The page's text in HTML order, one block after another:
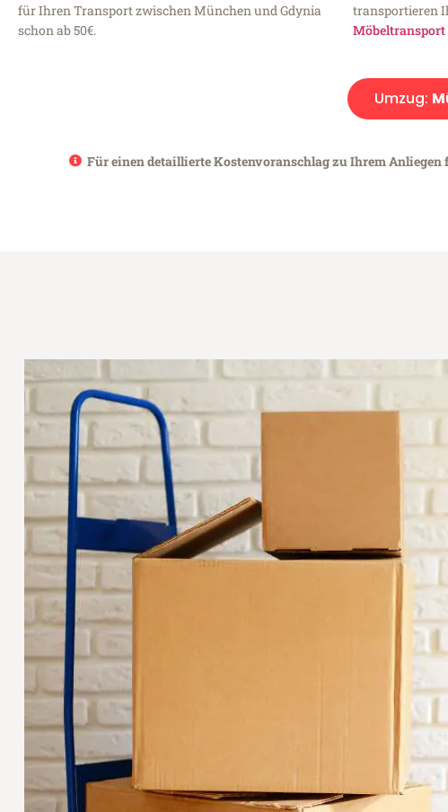
für Ihren Transport zwischen München und Gdynia
schon ab 50€.
transportieren
Möbeltransport
Umzug:
Für einen detaillierte Kostenvoranschlag zu Ihrem